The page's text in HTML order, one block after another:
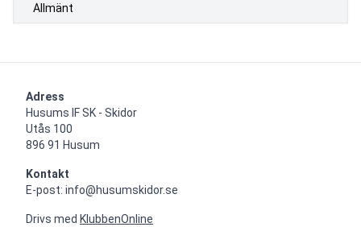
Allmänt
Adress
Husums IF SK - Skidor
Utås 100
896 91 Husum
Kontakt
E-post: info@husumskidor.se
Drivs med KlubbenOnline